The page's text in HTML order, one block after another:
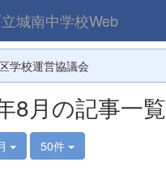
城南中学校Web
学校運営協議会
8月の記事一覧
50件